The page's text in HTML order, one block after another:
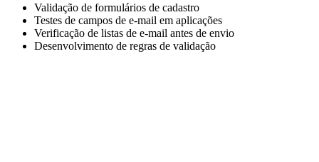
Validação de formulários de cadastro
Testes de campos de e-mail em aplicações
Verificação de listas de e-mail antes de envio
Desenvolvimento de regras de validação